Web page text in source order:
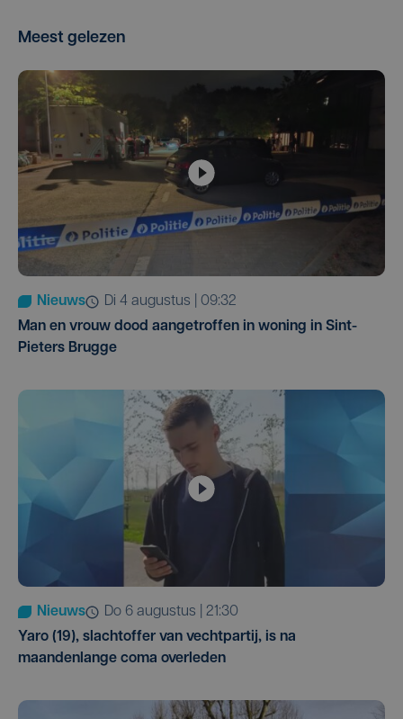
Meest gelezen
Nieuws
di 4 augustus | 09:32
Man en vrouw dood aangetroffen in woning in Sint-
Pieters Brugge
Nieuws
do 6 augustus | 21:30
Yaro (19), slachtoffer van vechtpartij, is na
maandenlange coma overleden